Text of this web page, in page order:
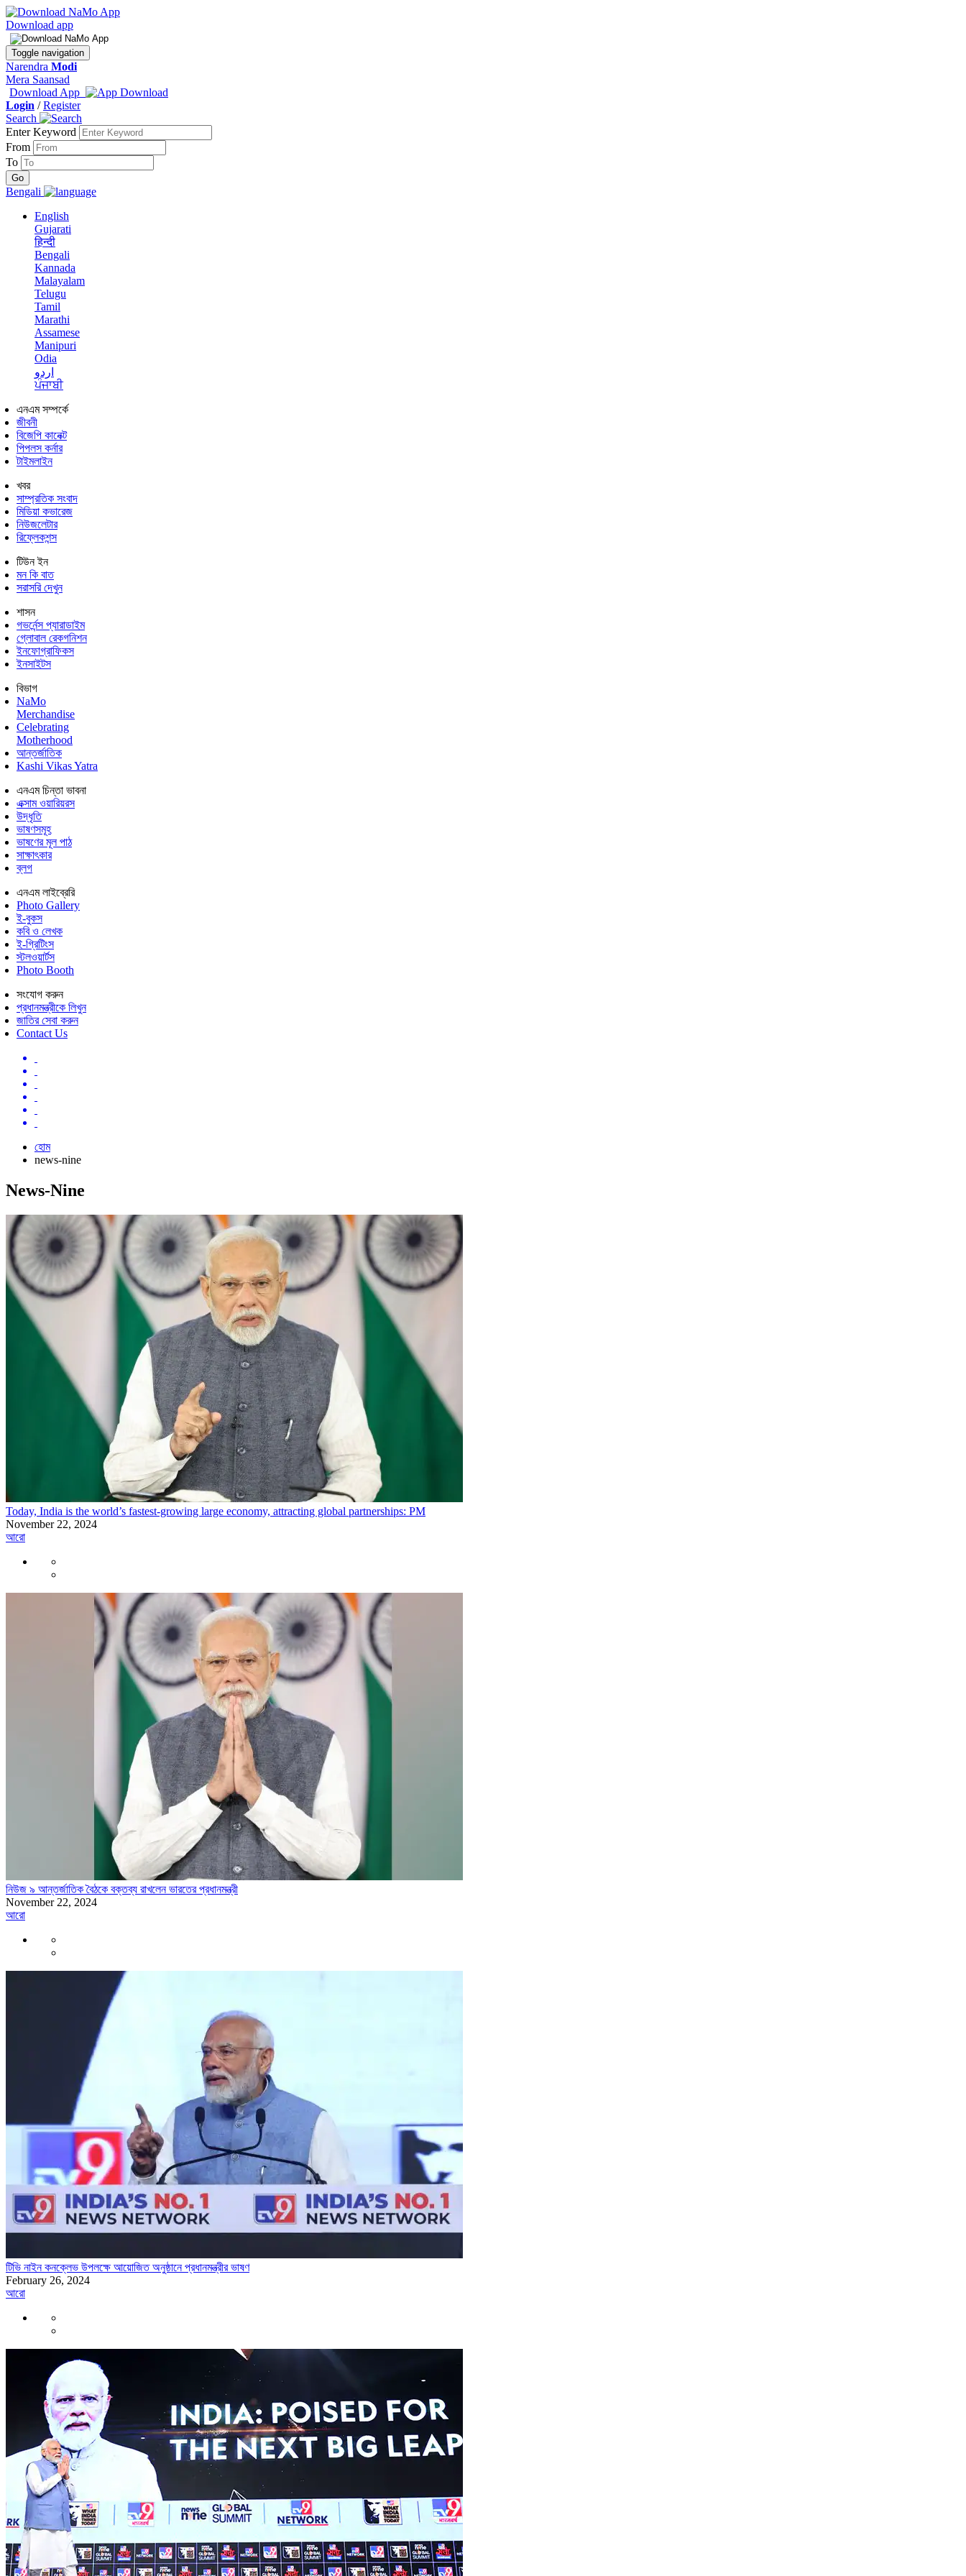
Download app
Toggle navigation
Narendra Modi
Mera Saansad
Download App
Login /Register
Search
Enter Keyword
From
To
Bengali
English
Gujarati
हिन्दी
Bengali
Kannada
Malayalam
Telugu
Tamil
Marathi
Assamese
Manipuri
Odia
اردو
ਪੰਜਾਬੀ
এনএম সম্পর্কে
জীবনী
বিজেপি কানেক্ট
পিপলস কর্নার
টাইমলাইন
খবর
সাম্প্রতিক সংবাদ
মিডিয়া কভারেজ
নিউজলেটার
রিফ্লেকশন্স
টিউন ইন
মন কি বাত
সরাসরি দেখুন
শাসন
গভর্নেন্স প্যারাডাইম
গ্লোবাল রেকগনিশন
ইনফোগ্রাফিকস
ইনসাইটস
বিভাগ
NaMo
Merchandise
Celebrating
Motherhood
আন্তর্জাতিক
Kashi Vikas Yatra
এনএম চিন্তা ভাবনা
এক্সাম ওয়ারিয়রস
উদ্ধৃতি
ভাষণসমূহ
ভাষণের মূল পাঠ
সাক্ষাৎকার
ব্লগ
এনএম লাইব্রেরি
Photo Gallery
ই-বুকস
কবি ও লেখক
ই-গ্রিটিংস
স্টলওয়ার্টস
Photo Booth
সংযোগ করুন
প্রধানমন্ত্রীকে লিখুন
জাতির সেবা করুন
Contact Us
হোম
news-nine
News-Nine
Today, India is the world’s fastest-growing large economy, attracting global partnerships: PM
November 22, 2024
আরো
নিউজ ৯ আন্তর্জাতিক বৈঠকে বক্তব্য রাখলেন ভারতের প্রধানমন্ত্রী
November 22, 2024
আরো
টিভি নাইন কনক্লেভ উপলক্ষে আয়োজিত অনুষ্ঠানে প্রধানমন্ত্রীর ভাষণ
February 26, 2024
আরো